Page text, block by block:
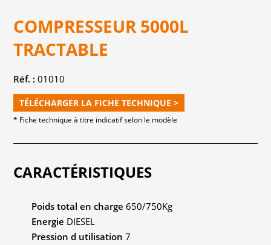
COMPRESSEUR 5000L
TRACTABLE
Réf. : 01010
TÉLÉCHARGER LA FICHE TECHNIQUE >
* Fiche technique à titre indicatif selon le modèle
CARACTÉRISTIQUES
Poids total en charge 650/750Kg
Energie DIESEL
Pression d utilisation 7